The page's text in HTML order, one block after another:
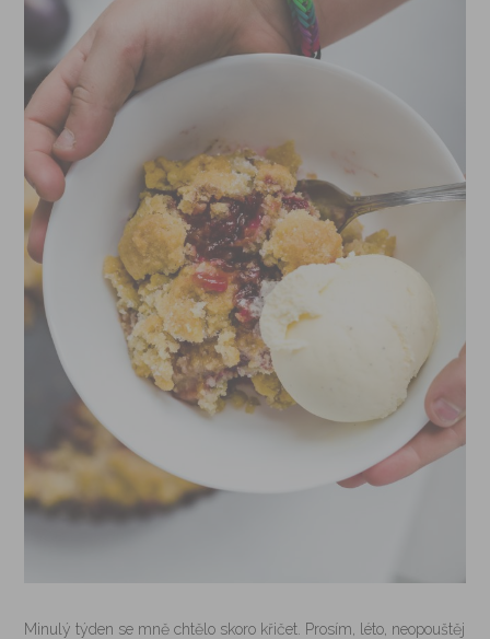
Minulý týden se mně chtělo skoro křičet. Prosím, léto, neopouštěj